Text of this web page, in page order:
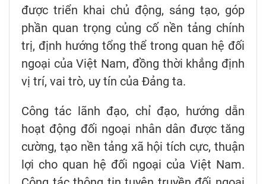
được triển khai chủ động, sáng tạo, góp
phần quan trọng củng cố nền tảng chính
trị, định hướng tổng thể trong quan hệ đối
ngoại của Việt Nam, đồng thời khẳng định
vị trí, vai trò, uy tín của Đảng ta.
Công tác lãnh đạo, chỉ đạo, hướng dẫn
hoạt động đối ngoại nhân dân được tăng
cường, tạo nền tảng xã hội tích cực, thuận
lợi cho quan hệ đối ngoại của Việt Nam.